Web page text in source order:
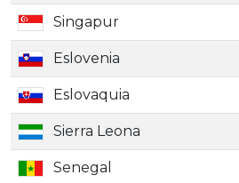
Singapur
Eslovenia
Eslovaquia
Sierra Leona
Senegal